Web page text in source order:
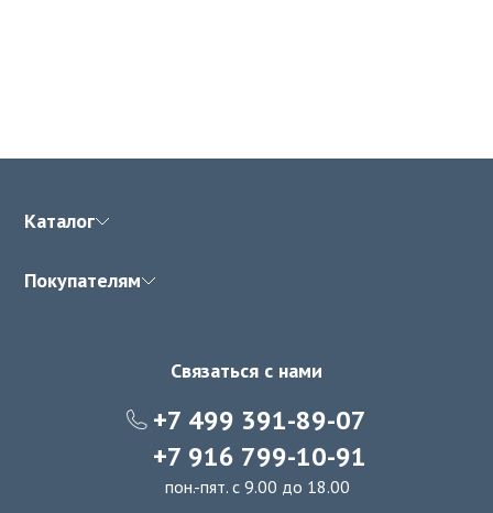
Каталог
Покупателям
Связаться с нами
+7 499 391-89-07
+7 916 799-10-91
пон.-пят. с 9.00 до 18.00